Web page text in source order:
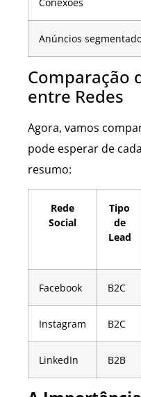
Anúncios
Comparação
entre Redes
Agora, vamos
pode esperar de
resumo:
Rede
Social
Tipo
de
Lead
Facebook B2C
Instagram B2C
LinkedIn B2B